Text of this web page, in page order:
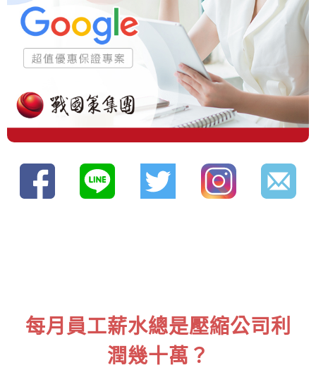
每月員工薪水總是壓縮公司利
潤幾十萬？